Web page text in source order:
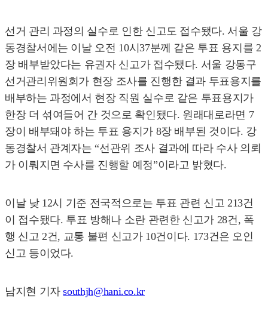
선거 관리 과정의 실수로 인한 신고도 접수됐다. 서울 강
동경찰서에는 이날 오전 10시37분께 같은 투표 용지를 2
장 배부받았다는 유권자 신고가 접수됐다. 서울 강동구
선거관리위원회가 현장 조사를 진행한 결과 투표용지를
배부하는 과정에서 현장 직원 실수로 같은 투표용지가
한장 더 섞여들어 간 것으로 확인됐다. 원래대로라면 7
장이 배부돼야 하는 투표 용지가 8장 배부된 것이다. 강
동경찰서 관계자는 “선관위 조사 결과에 따라 수사 의뢰
가 이뤄지면 수사를 진행할 예정”이라고 밝혔다.
이날 낮 12시 기준 전국적으로는 투표 관련 신고 213건
이 접수됐다. 투표 방해나 소란 관련한 신고가 28건, 폭
행 신고 2건, 교통 불편 신고가 10건이다. 173건은 오인
신고 등이었다.
남지현 기자southjh@hani.co.kr